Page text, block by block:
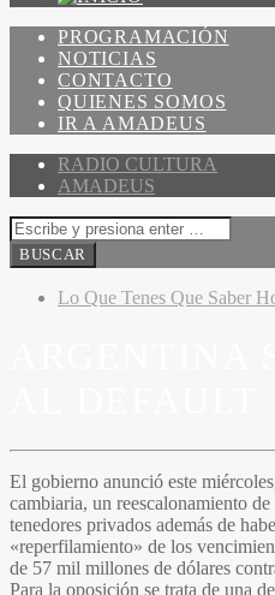
PROGRAMACIÓN
NOTICIAS
CONTACTO
QUIENES SOMOS
IR A AMADEUS
RADIO CULTURA
AMADEUS
Lo Que Tenes Que Saber
El gobierno anunció este
cambiaria, un reescalonamiento
tenedores privados además de
«reperfilamiento» de los
de 57 mil millones de dólares
Para la oposición se trata de una